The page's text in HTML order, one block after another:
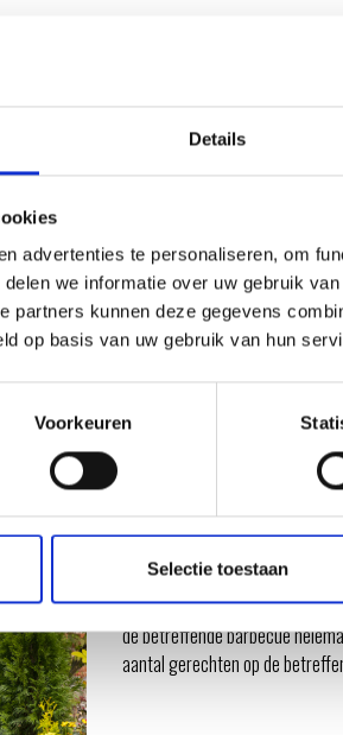
Details
advertenties te personaliseren, om
we informatie over uw gebruik
partners kunnen deze gegevens
op basis van uw gebruik van hun
Voorkeuren
Selectie toestaan
samengesteld en bevatten de
slag met de verschillende
gerechten staat bier centraal
Wil jij je barbecue helemaal
aanschaft? Dan is een
de betreffende barbecue
aantal gerechten op de